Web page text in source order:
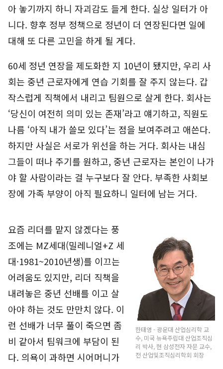
아 놓기까지 하니 자괴감도 들게 한다. 실상 일터가 아
니다. 향후 정부 정책으로 정년이 더 연장된다면 일에
대해 또 다른 고민을 하게 될 게다.
60세 정년 연장을 제도화한 지 10년이 됐지만, 우리 사
회는 중년 근로자에게 연습 기회를 잘 주지 않는다. 갑
작스럽게 직책에서 내리고 팀원으로 살게 한다. 회사는
‘당신이 여전히 의미 있는 존재’라고 얘기하고, 직원도
나름 ‘아직 내가 쓸모 있다’는 점을 보여주려고 애쓴다.
하지만 사실은 서로가 위선을 하는 거다. 회사는 내심
그들이 떠나 주기를 원하고, 중년 근로자는 본인이 나가
야 할 사람이라는 걸 누구보다 잘 안다. 부족한 사회보
장에 가족 부양이 아직 필요하니 일터에 남는 거다.
한태영 - 광운대 산업심리학 교
수, 미국 뉴욕주립대 산업조직심
리 박사, 현 삼성전자 자문 교수,
전 산업및조직심리학회 회장
요즘 리더를 맡지 않겠다는 풍
조에는 MZ세대(밀레니얼+Z 세
대·1981~2010년생)를 이끄는
어려움도 있지만, 리더 직책을
내려놓은 중년 선배를 이고 살
아야 하는 것도 만만치 않다. 이
런 선배가 너무 풀이 죽으면 좀
비 같아서 팀워크에 부담이 된
다. 의욕이 과하면 시어머니가